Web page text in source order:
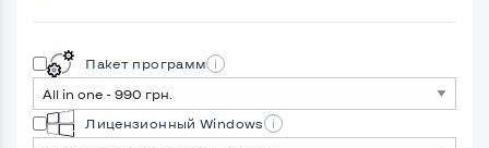
Пакет программ
Лицензионный Windows